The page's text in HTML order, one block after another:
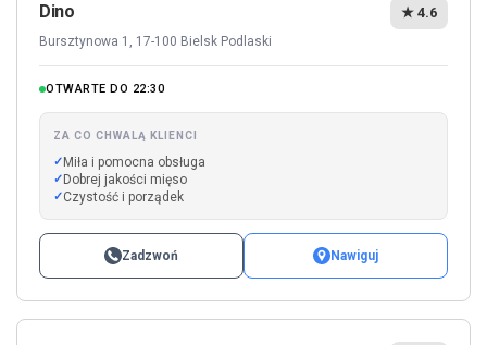
Dino
Bursztynowa 1, 17-100 Bielsk Podlaski
★ 4.6
OTWARTE DO 22:30
ZA CO CHWALĄ KLIENCI
Miła i pomocna obsługa
Dobrej jakości mięso
Czystość i porządek
Zadzwoń Nawiguj